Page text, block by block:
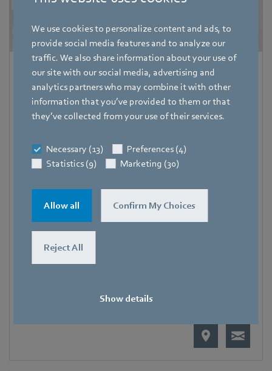
We use cookies to personalize content and ads, to
provide social media features and to analyze our
traffic. We also share information about your use of
our site with our social media, advertising and
analytics partners who may combine it with other
information that you’ve provided to them or that
they’ve collected from your use of their services.
Necessary (13)
Preferences (4)
Statistics (9)
Marketing (30)
Allow all Confirm My Choices
Reject All
Show details
Katharina Eberhardt
Stellvertretende Pressesprecherin ebm-papst Gruppe
Adresse
Telefon
+49 7938 81-8112
Fax
+49 7938 81-98112
Mobile
+49 171 1292032